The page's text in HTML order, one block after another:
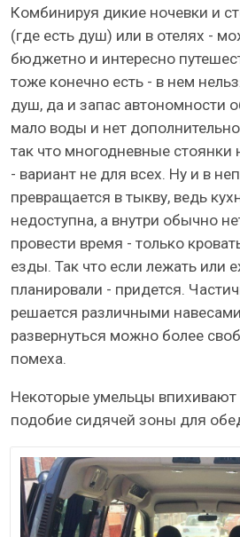
Комбинируя дикие ночевки и
(где есть душ) или в отелях -
бюджетно и интересно
тоже конечно есть - в нем
душ, да и запас автономности
мало воды и нет
так что многодневные стоянки
- вариант не для всех. Ну и в
превращается в тыкву, ведь
недоступна, а внутри обычно
провести время - только
езды. Так что если лежать или
планировали - придется.
решается различными
развернуться можно более
помеха.
Некоторые умельцы впихивают
подобие сидячей зоны для